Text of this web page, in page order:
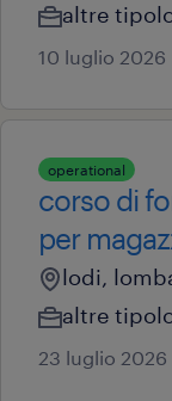
altre
10 luglio 2026
operational
corso di
per
lodi,
altre
23 luglio 2026